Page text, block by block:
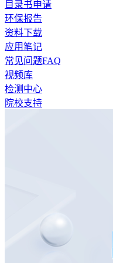
目录书申请
环保报告
资料下载
应用笔记
常见问题FAQ
视频库
检测中心
院校支持